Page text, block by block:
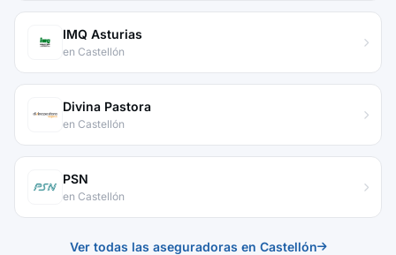
IMQ Asturias
en Castellón
Divina Pastora
en Castellón
PSN
en Castellón
Ver todas las aseguradoras en Castellón